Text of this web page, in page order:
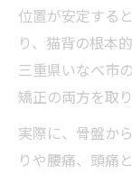
位置が安定する
り、猫背の根本
三重県いなべ市
矯正の両方を取
実際に、骨盤か
りや腰痛、頭痛